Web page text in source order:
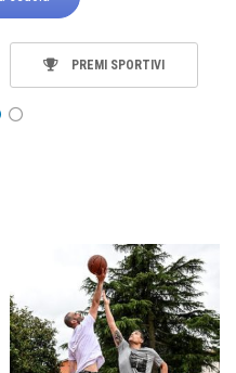
PREMI SPORTIVI